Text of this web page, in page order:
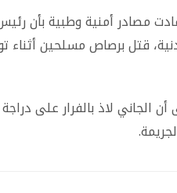
مصادر أمنية وطبية بأن
قتل برصاص مسلحين
الجاني لاذ بالفرار على